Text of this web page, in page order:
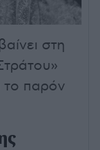
στη
το παρόν